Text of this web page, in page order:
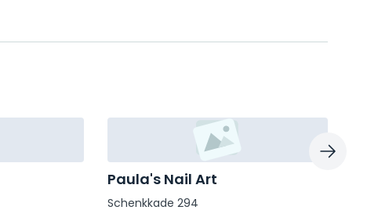
Paula's Nail Art
Schenkkade 294